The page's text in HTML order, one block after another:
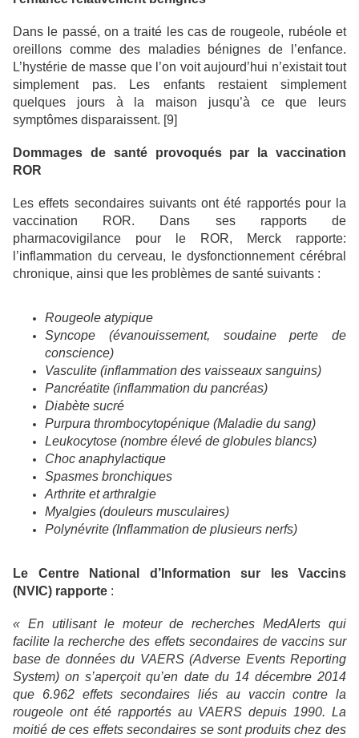
Dans le passé, on a traité les cas de rougeole, rubéole et
oreillons comme des maladies bénignes de l’enfance.
L’hystérie de masse que l’on voit aujourd’hui n’existait tout
simplement pas. Les enfants restaient simplement
quelques jours à la maison jusqu’à ce que leurs
symptômes disparaissent. [9]
Dommages de santé provoqués par la vaccination
ROR
Les effets secondaires suivants ont été rapportés pour la
vaccination ROR. Dans ses rapports de
pharmacovigilance pour le ROR, Merck rapporte:
l’inflammation du cerveau, le dysfonctionnement cérébral
chronique, ainsi que les problèmes de santé suivants :
Rougeole atypique
Syncope (évanouissement, soudaine perte de
conscience)
Vasculite (inflammation des vaisseaux sanguins)
Pancréatite (inflammation du pancréas)
Diabète sucré
Purpura thrombocytopénique (Maladie du sang)
Leukocytose (nombre élevé de globules blancs)
Choc anaphylactique
Spasmes bronchiques
Arthrite et arthralgie
Myalgies (douleurs musculaires)
Polynévrite (Inflammation de plusieurs nerfs)
Le Centre National d’Information sur les Vaccins
(NVIC) rapporte :
« En utilisant le moteur de recherches MedAlerts qui
facilite la recherche des effets secondaires de vaccins sur
base de données du VAERS (Adverse Events Reporting
System) on s’aperçoit qu’en date du 14 décembre 2014
que 6.962 effets secondaires liés au vaccin contre la
rougeole ont été rapportés au VAERS depuis 1990. La
moitié de ces effets secondaires se sont produits chez des